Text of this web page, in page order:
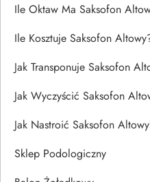
Ile Oktaw Ma Saksofon
Ile Kosztuje Saksofon
Jak Transponuje Saksofon
Jak Wyczyścić Saksofon
Jak Nastroić Saksofon
Sklep Podologiczny